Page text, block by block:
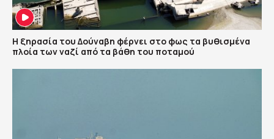
Η ξηρασία του Δούναβη φέρνει στο φως τα βυθισμένα
πλοία των ναζί από τα βάθη του ποταμού